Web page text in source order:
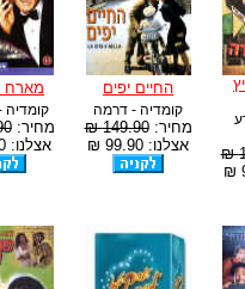
החיים יפים
קומדיה - דרמה
מחיר:149.90 ₪
אצלנו: 99.90 ₪
מארח
קומדיה
מחיר:₪
אצלנו: 99.90 ₪